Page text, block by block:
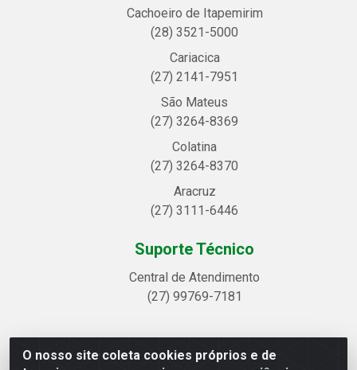
O nosso site coleta cookies próprios e de
Cachoeiro de Itapemirim
(28) 3521-5000
Cariacica
(27) 2141-7951
São Mateus
(27) 3264-8369
Colatina
(27) 3264-8370
Aracruz
(27) 3111-6446
Suporte Técnico
Central de Atendimento
(27) 99769-7181
Linhavix Distribuidora LTDA - Avenida Alegre, 2521 -